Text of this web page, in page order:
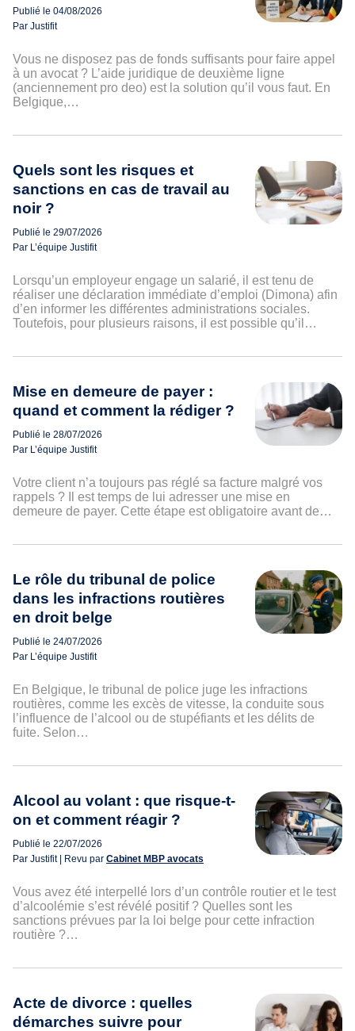
Publié le 04/08/2026
Par Justifit
Vous ne disposez pas de fonds suffisants pour faire appel
à un avocat ? L’aide juridique de deuxième ligne
(anciennement pro deo) est la solution qu’il vous faut. En
Belgique,…
Quels sont les risques et
sanctions en cas de travail au
noir ?
Publié le 29/07/2026
Par L’équipe Justifit
Lorsqu’un employeur engage un salarié, il est tenu de
réaliser une déclaration immédiate d’emploi (Dimona) afin
d’en informer les différentes administrations sociales.
Toutefois, pour plusieurs raisons, il est possible qu’il…
Mise en demeure de payer :
quand et comment la rédiger ?
Publié le 28/07/2026
Par L’équipe Justifit
Votre client n’a toujours pas réglé sa facture malgré vos
rappels ? Il est temps de lui adresser une mise en
demeure de payer. Cette étape est obligatoire avant de…
Le rôle du tribunal de police
dans les infractions routières
en droit belge
Publié le 24/07/2026
Par L’équipe Justifit
En Belgique, le tribunal de police juge les infractions
routières, comme les excès de vitesse, la conduite sous
l’influence de l’alcool ou de stupéfiants et les délits de
fuite. Selon…
Alcool au volant : que risque-t-
on et comment réagir ?
Publié le 22/07/2026
Par Justifit | Revu par Cabinet MBP avocats
Vous avez été interpellé lors d’un contrôle routier et le test
d’alcoolémie s’est révélé positif ? Quelles sont les
sanctions prévues par la loi belge pour cette infraction
routière ?…
Acte de divorce : quelles
démarches suivre pour